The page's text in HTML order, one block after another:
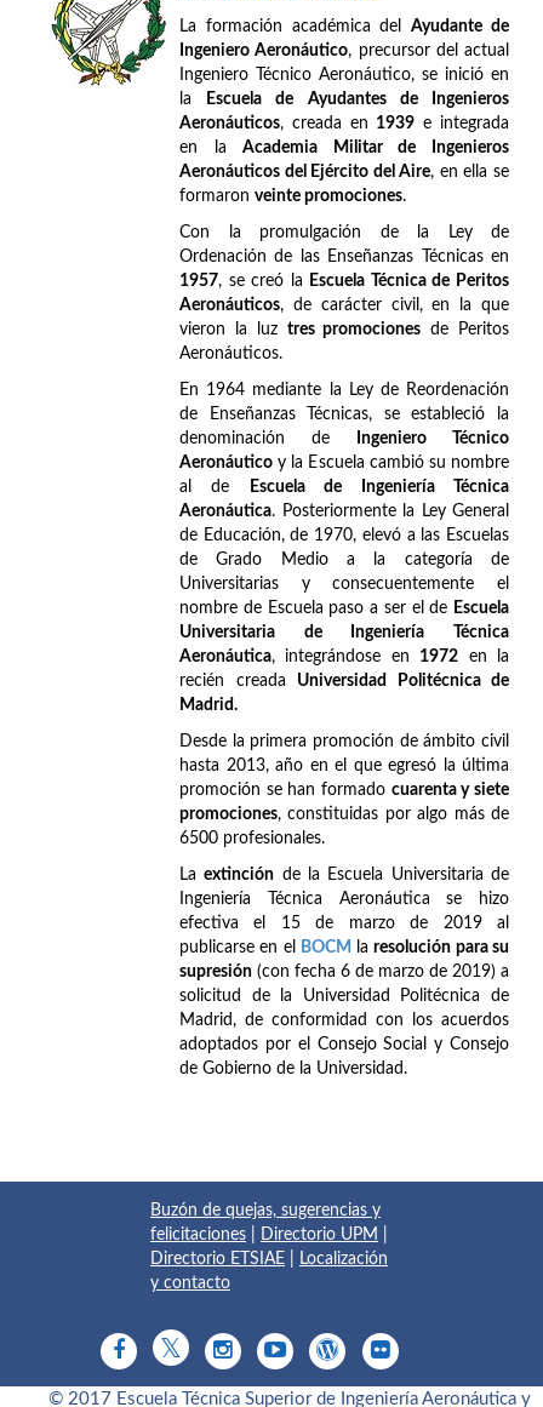
La formación académica delAyudante de
Ingeniero Aeronáutico, precursor del actual
Ingeniero Técnico Aeronáutico, se inició en
la
Escuela de Ayudantes de Ingenieros
Aeronáuticos, creada en 1939 e integrada
en laAcademia Militar de Ingenieros
Aeronáuticos del Ejército del Aire, en ella se
formaron veinte promociones.
Con la promulgación de la Ley de
Ordenación de las Enseñanzas Técnicas en
1957, se creó la
Escuela Técnica de Peritos
Aeronáuticos, de carácter civil, en la que
vieron la luz tres promociones de Peritos
Aeronáuticos.
En 1964 mediante la Ley de Reordenación
de Enseñanzas Técnicas, se estableció la
denominación de
Ingeniero Técnico
Aeronáutico y la Escuela cambió su nombre
al de
Escuela de Ingeniería Técnica
Aeronáutica. Posteriormente la Ley General
de Educación, de 1970, elevó a las Escuelas
de Grado Medio a la categoría de
Universitarias y consecuentemente el
nombre de Escuela paso a ser el de Escuela
Universitaria de Ingeniería Técnica
Aeronáutica, integrándose en 1972 en la
recién creada Universidad Politécnica de
Madrid.
Desde la primera promoción de ámbito civil
hasta 2013, año en el que egresó la última
promoción se han formado cuarenta y siete
promociones, constituidas por algo más de
6500 profesionales.
Laextinción de la Escuela Universitaria de
Ingeniería Técnica Aeronáutica se hizo
efectiva el 15 de marzo de 2019 al
publicarse en el
BOCM laresolución para su
supresión (con fecha 6 de marzo de 2019) a
solicitud de la Universidad Politécnica de
Madrid, de conformidad con los acuerdos
adoptados por el Consejo Social y Consejo
de Gobierno de la Universidad.
Buzón de quejas, sugerencias y
felicitaciones
Directorio UPM
Directorio ETSIAE
Localización
y contacto
© 2017 Escuela Técnica Superior de Ingeniería Aeronáutica y